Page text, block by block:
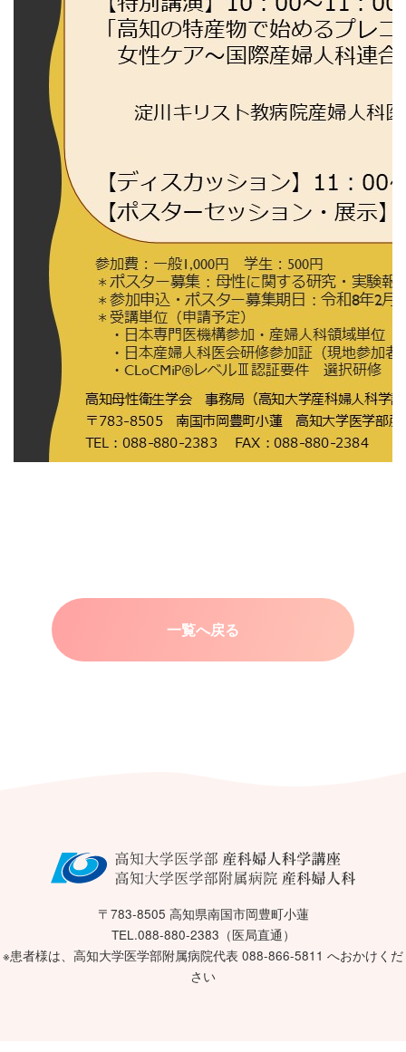
一覧へ戻る
〒783-8505 高知県南国市岡豊町小蓮
TEL.088-880-2383（医局直通）
※患者様は、高知大学医学部附属病院代表 088-866-5811 へおかけくだ
さい